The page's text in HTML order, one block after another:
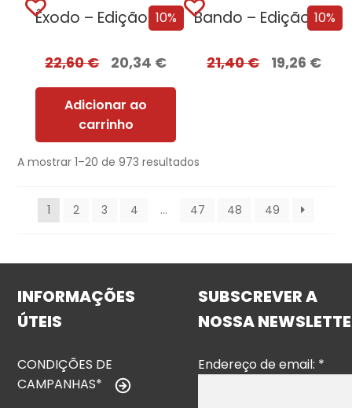
10%
Êxodo – Edição com EDGES
22,60€ 20,34 €
Adicionar ao
carrinho
10%
Bando – Edição com EDGES
21,40€ 19,26 €
A mostrar 1–20 de 973 resultados
1 2 3 4 … 47 48 49
INFORMAÇÕES
ÚTEIS
CONDIÇÕES DE
CAMPANHAS*
SUBSCREVER A
NOSSA
Endereço de email: *